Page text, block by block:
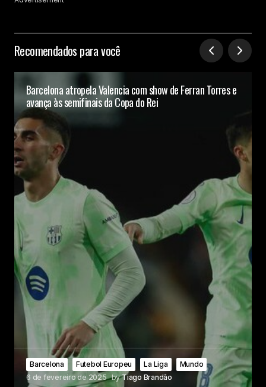
Recomendados para você
Barcelona atropela Valencia com show de Ferran Torres e
avança às semifinais da Copa do Rei
Barcelona Futebol Europeu La Liga
Mundo
6 de fevereiro de 2025 byTiago Brandão